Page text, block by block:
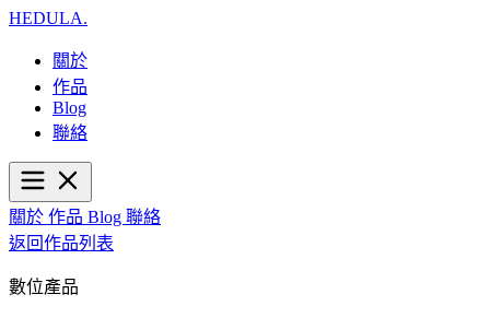
HEDULA.
關於
作品
Blog
聯絡
關於 作品 Blog 聯絡
返回作品列表
數位產品